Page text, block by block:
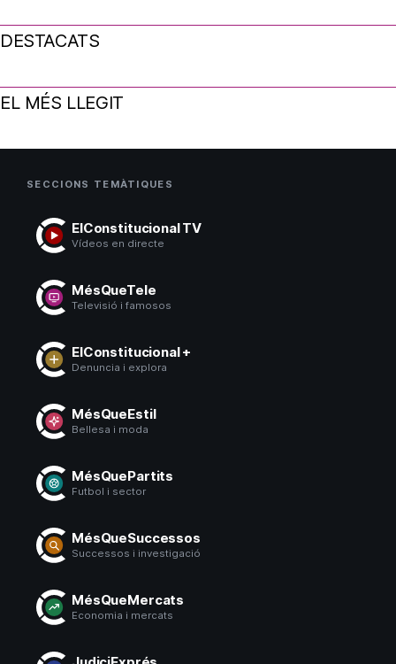
DESTACATS
EL MÉS LLEGIT
SECCIONS TEMÀTIQUES
ElConstitucional TV
Vídeos en directe
MésQueTele
Televisió i famosos
ElConstitucional +
Denuncia i explora
MésQueEstil
Bellesa i moda
MésQuePartits
Futbol i sector
MésQueSuccessos
Successos i investigació
MésQueMercats
Economia i mercats